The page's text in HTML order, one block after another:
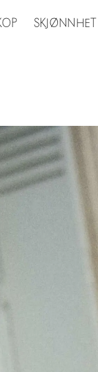
SKJØNNHET